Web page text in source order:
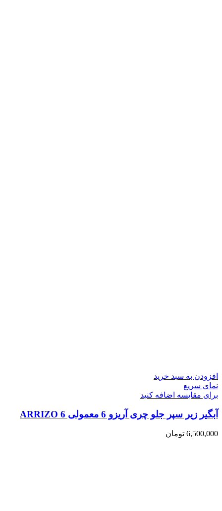
افزودن به سبد خرید
نمای سریع
برای مقایسه اضافه کنید
آبگیر زیر سپر جلو چری آریزو 6 معمولی ARRIZO 6
6,500,000 تومان